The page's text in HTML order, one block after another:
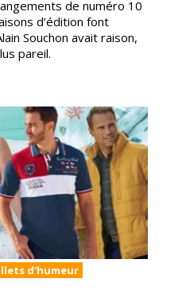
de numéro 10
d’édition font
Souchon avait raison,
pareil.
d'humeur